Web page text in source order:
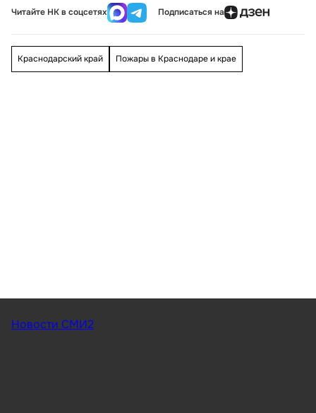
Читайте НК в соцсетях Подписаться на
Краснодарский край Пожары в Краснодаре и крае
Новости СМИ2